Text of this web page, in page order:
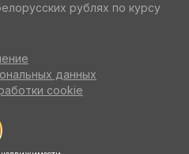
рублях по курсу
данных
cookie